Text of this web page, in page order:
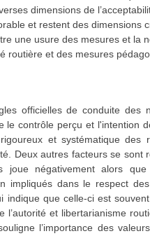
dimensions de
et restent des dimensions
une usure des mesures et la
et des mesures
officielles de conduite des
contrôle perçu et l'intention
et systématique des
Deux autres facteurs se sont
négativement alors
impliqués dans le respect
indique que celle-ci est
et libertarianisme
l’importance des